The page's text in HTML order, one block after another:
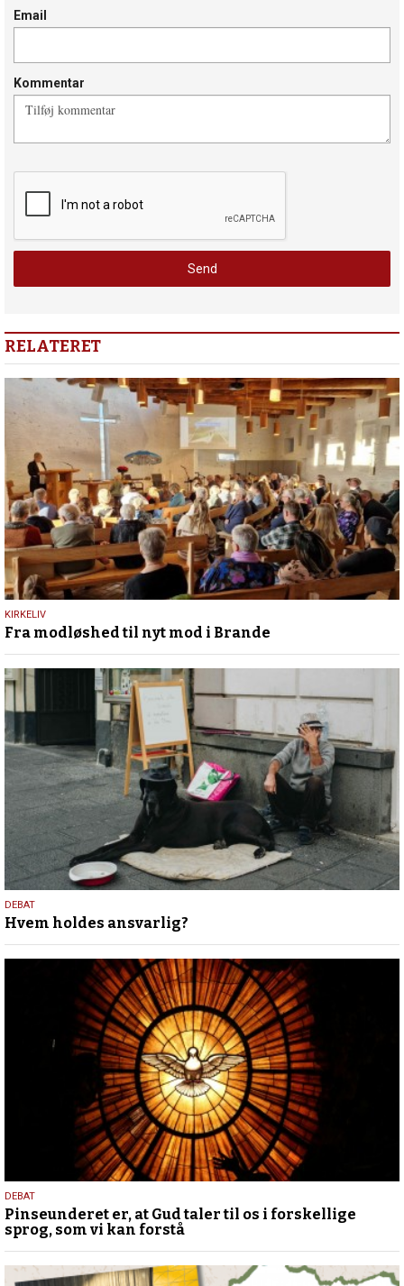
Email
Kommentar
RELATERET
18.
marts
2024
KIRKELIV
Fra modløshed til nyt mod i Brande
20.
september
2018
DEBAT
Hvem holdes ansvarlig?
5.
august
2026
DEBAT
Pinseunderet er, at Gud taler til os i forskellige
sprog, som vi kan forstå